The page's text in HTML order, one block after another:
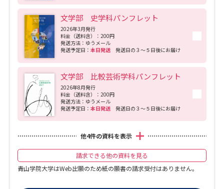
文学部 史学科パンフレット
2026年3月発行
料金（送料含）：200円
発送方法：ゆうメール
発送予定日： 本日発送 発送日の３～５日後にお届け
文学部 比較芸術学科パンフレット
2026年8月発行
料金（送料含）：200円
発送方法：ゆうメール
発送予定日： 本日発送 発送日の３～５日後にお届け
他4件の資料を表示
請求できる他の資料を見る
青山学院大学はWeb出願のため紙の願書の請求受付はありません｡